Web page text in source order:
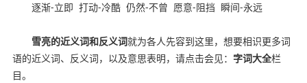
逐渐-立即 打动-冷酷 仍然-不曾 愿意-阻挡 瞬间-永远
雪亮的近义词和反义词就为各人先容到这里，想要相识更多词
语的近义词、反义词，以及意思表明，请点击会见： 字词大全栏
目。